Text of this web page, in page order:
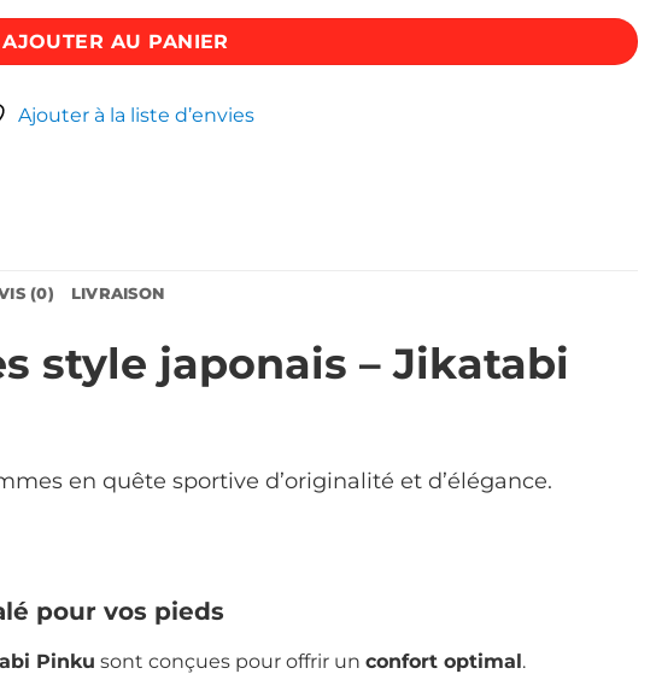
AJOUTER AU PANIER
Ajouter à la liste d’envies
(0) LIVRAISON
style japonais – Jikatabi
en quête sportive d’originalité et d’élégance.
pour vos pieds
Pinku sont conçues pour offrir unconfort optimal.